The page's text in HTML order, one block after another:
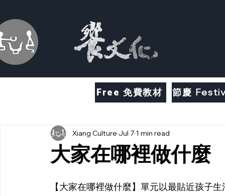
Free 免費教材 節慶
大家在哪裡做什麼
Xiang Culture Jul 7 1 min read
【大家在哪裡做什麼】單元以最貼近孩子